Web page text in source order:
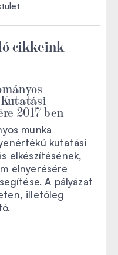
cikkeink
2017-ben
munka
kutatási
elkészítésének,
elnyerésére
A pályázat
illetőleg